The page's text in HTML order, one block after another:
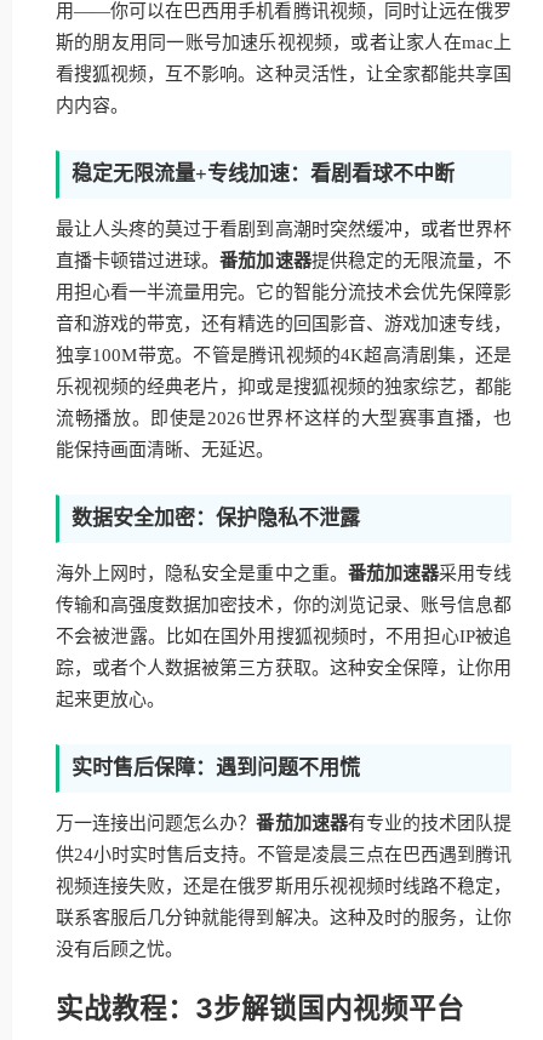
用——你可以在巴西用手机看腾讯视频，同时让远在俄罗
斯的朋友用同一账号加速乐视视频，或者让家人在mac上
看搜狐视频，互不影响。这种灵活性，让全家都能共享国
内内容。
稳定无限流量+专线加速：看剧看球不中断
最让人头疼的莫过于看剧到高潮时突然缓冲，或者世界杯
直播卡顿错过进球。番茄加速器提供稳定的无限流量，不
用担心看一半流量用完。它的智能分流技术会优先保障影
音和游戏的带宽，还有精选的回国影音、游戏加速专线，
独享100M带宽。不管是腾讯视频的4K超高清剧集，还是
乐视视频的经典老片，抑或是搜狐视频的独家综艺，都能
流畅播放。即使是2026世界杯这样的大型赛事直播，也
能保持画面清晰、无延迟。
数据安全加密：保护隐私不泄露
海外上网时，隐私安全是重中之重。 番茄加速器采用专线
传输和高强度数据加密技术，你的浏览记录、账号信息都
不会被泄露。比如在国外用搜狐视频时，不用担心IP被追
踪，或者个人数据被第三方获取。这种安全保障，让你用
起来更放心。
实时售后保障：遇到问题不用慌
万一连接出问题怎么办？番茄加速器有专业的技术团队提
供24小时实时售后支持。不管是凌晨三点在巴西遇到腾讯
视频连接失败，还是在俄罗斯用乐视视频时线路不稳定，
联系客服后几分钟就能得到解决。这种及时的服务，让你
没有后顾之忧。
实战教程：3步解锁国内视频平台